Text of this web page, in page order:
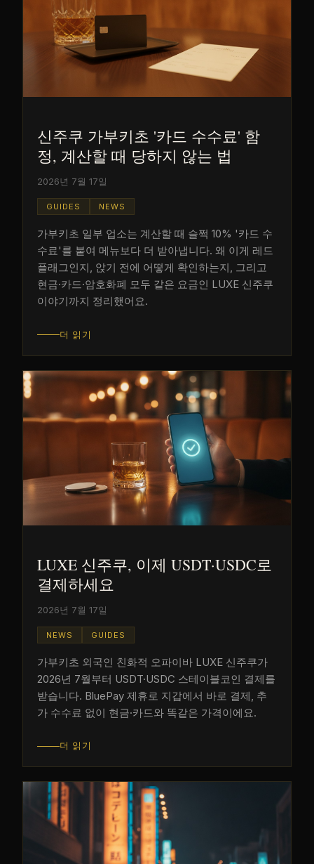
신주쿠 가부키초 '카드 수수료' 함
정, 계산할 때 당하지 않는 법
2026년 7월 17일
GUIDES NEWS
가부키초 일부 업소는 계산할 때 슬쩍 10% '카드 수
수료'를 붙여 메뉴보다 더 받아냅니다. 왜 이게 레드
플래그인지, 앉기 전에 어떻게 확인하는지, 그리고
현금·카드·암호화폐 모두 같은 요금인 LUXE 신주쿠
이야기까지 정리했어요.
더 읽기
LUXE 신주쿠, 이제 USDT·USDC로
결제하세요
2026년 7월 17일
NEWS GUIDES
가부키초 외국인 친화적 오파이바 LUXE 신주쿠가
2026년 7월부터 USDT·USDC 스테이블코인 결제를
받습니다. BluePay 제휴로 지갑에서 바로 결제, 추
가 수수료 없이 현금·카드와 똑같은 가격이에요.
더 읽기